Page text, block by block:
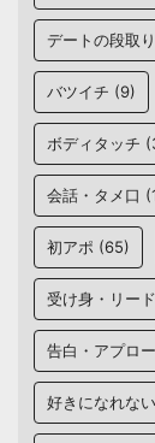
デートの段取り
バツイチ (9)
ボディタッチ
会話・タメ口
初アポ (65)
受け身・リード
告白・アプロ
好きになれない